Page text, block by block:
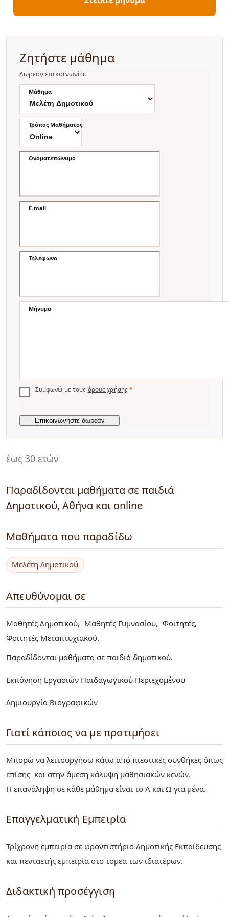
έως 30 ετών
Παραδίδονται μαθήματα σε παιδιά
Δημοτικού, Αθήνα και online
Μαθήματα που παραδίδω
Μελέτη Δημοτικού
Απευθύνομαι σε
Μαθητές Δημοτικού Μαθητές Γυμνασίου
Φοιτητές
Φοιτητές Μεταπτυχιακού
Παραδίδονται μαθήματα σε παιδιά δημοτικού.
Εκπόνηση Εργασιών Παιδαγωγικού Περιεχομένου
Δημιουργία Βιογραφικών
Γιατί κάποιος να με προτιμήσει
Μπορώ να λειτουργήσω κάτω από πιεστικές συνθήκες όπως
επίσης και στην άμεση κάλυψη μαθησιακών κενών.
Η επανάληψη σε κάθε μάθημα είναι το Α και Ω για μένα.
Επαγγελματική Εμπειρία
Τρίχρονη εμπειρία σε φροντιστήριο Δημοτικής Εκπαίδευσης
και πενταετής εμπειρία στο τομέα των ιδιατέρων.
Διδακτική προσέγγιση
Ζητήστε μάθημα
Δωρεάν επικοινωνία.
Μάθημα
Τρόπος Μαθήματος
Ονοματεπώνυμο
E-mail
Τηλέφωνο
Μήνυμα
Συμφωνώ με τους όρους χρήσης *